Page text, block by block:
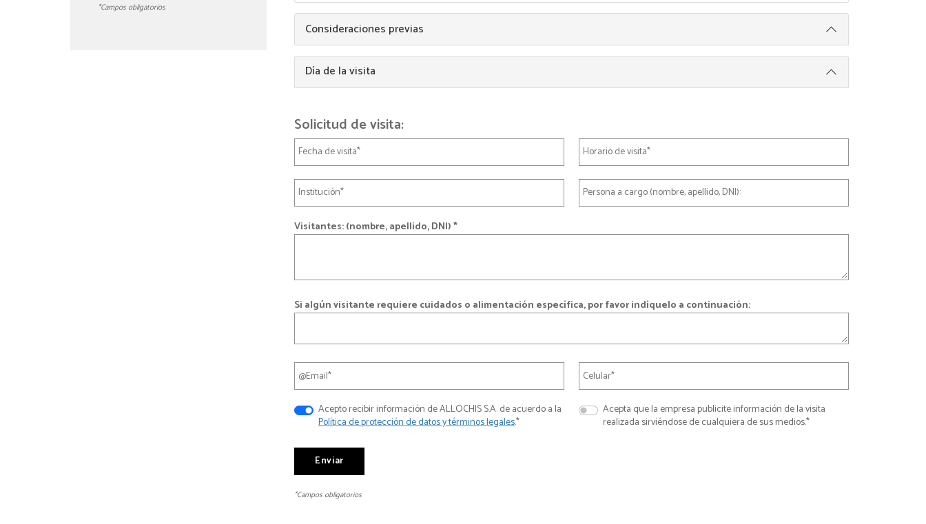
*Campos obligatorios
Consideraciones previas
Día de la visita
Solicitud de visita:
Visitantes: (nombre, apellido, DNI) *
Si algún visitante requiere cuidados o alimentación específica, por favor indíquelo a continuación:
Acepto recibir información de ALLOCHIS S.A. de acuerdo a la
Política de protección de datos y términos legales.*
Acepta que la empresa publicite información de la visita
realizada sirviéndose de cualquiera de sus medios.*
*Campos obligatorios